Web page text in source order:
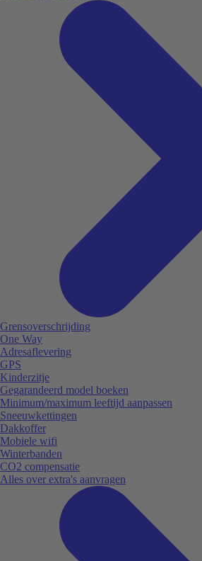
Grensoverschrijding
One Way
Adresaflevering
GPS
Kinderzitje
Gegarandeerd model boeken
Minimum/maximum leeftijd aanpassen
Sneeuwkettingen
Dakkoffer
Mobiele wifi
Winterbanden
CO2 compensatie
Alles over extra's aanvragen